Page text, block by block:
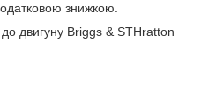
знижкою.
до двигуну Briggs & STHratton